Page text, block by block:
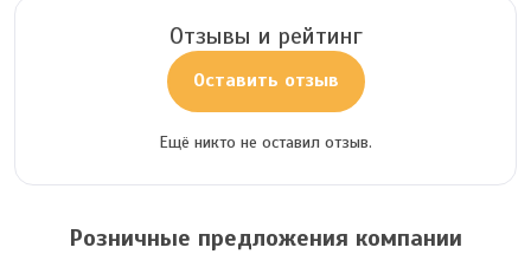
Отзывы и рейтинг
Оставить отзыв
Ещё никто не оставил отзыв.
Розничные предложения компании